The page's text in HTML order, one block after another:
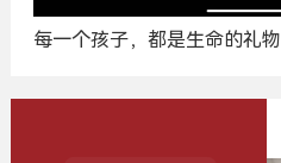
每一个孩子，都是生命的礼物